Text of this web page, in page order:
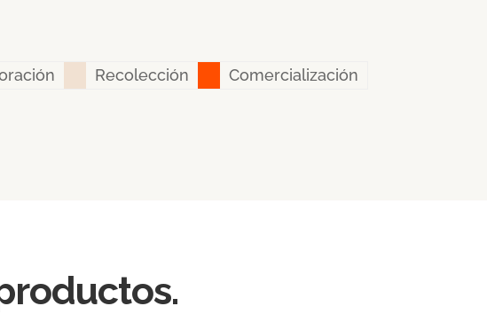
Recolección Comercialización